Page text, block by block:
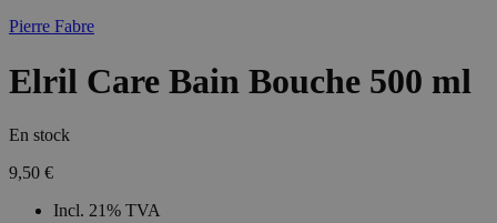
Pierre Fabre
Elril Care Bain Bouche 500 ml
En stock
9,50 €
Incl. 21% TVA